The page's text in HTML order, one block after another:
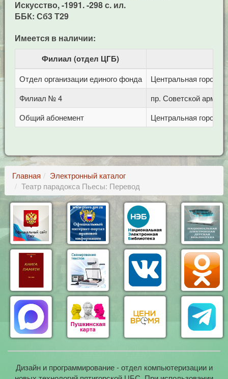
Искусство, -1991. -298 с. ил.
ББК: Сб3 Т29
Имеется в наличии:
Филиал (отдел ЦГБ)
Отдел организации единого фонда
Центральная
Филиал № 4
пр. Советской армии,
Общий абонемент
Центральная
Главная
Электронный каталог
Театр парадокса Пьесы: Перевод
Дизайн и программирование - отдел компьютеризации и